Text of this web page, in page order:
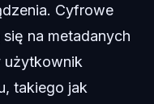
Cyfrowe
na metadanych
użytkownik
takiego jak